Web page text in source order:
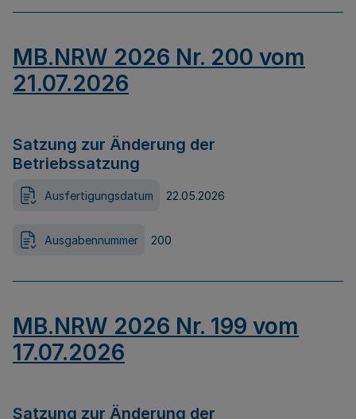
MB.NRW 2026 Nr. 200 vom
21.07.2026
Satzung zur Änderung der
Betriebssatzung
Ausfertigungsdatum 22.05.2026
Ausgabennummer 200
MB.NRW 2026 Nr. 199 vom
17.07.2026
Satzung zur Änderung der